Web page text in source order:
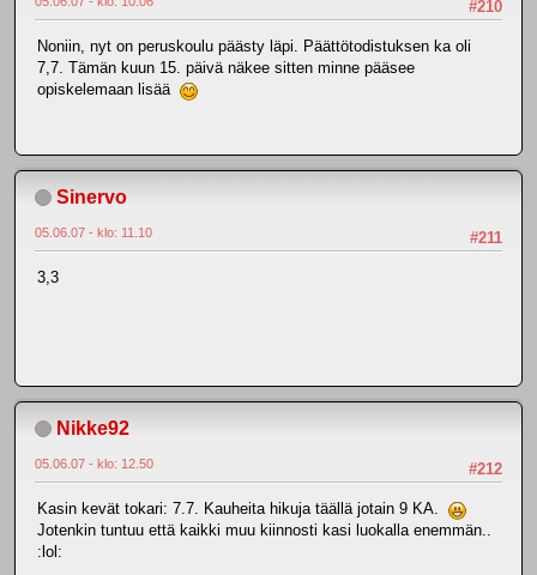
#210
Noniin, nyt on peruskoulu päästy läpi. Päättötodistuksen ka oli
7,7. Tämän kuun 15. päivä näkee sitten minne pääsee
opiskelemaan lisää
Sinervo
#211
05.06.07 - klo: 11.10
3,3
Nikke92
#212
05.06.07 - klo: 12.50
Kasin kevät tokari: 7.7. Kauheita hikuja täällä jotain 9 KA.
Jotenkin tuntuu että kaikki muu kiinnosti kasi luokalla enemmän..
:lol: